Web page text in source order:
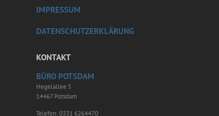
IMPRESSUM
DATENSCHUTZERKLÄRUNG
KONTAKT
BÜRO POTSDAM
Hegelallee 5
14467 Potsdam
Telefon: 0331 6264470